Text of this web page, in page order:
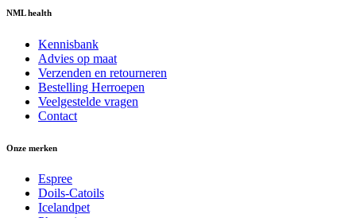
NML health
Kennisbank
Advies op maat
Verzenden en retourneren
Bestelling Herroepen
Veelgestelde vragen
Contact
Onze merken
Espree
Doils-Catoils
Icelandpet